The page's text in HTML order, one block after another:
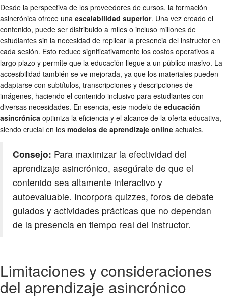
Desde la perspectiva de los proveedores de cursos, la formación
asincrónica ofrece una escalabilidad superior. Una vez creado el
contenido, puede ser distribuido a miles o incluso millones de
estudiantes sin la necesidad de replicar la presencia del instructor en
cada sesión. Esto reduce significativamente los costos operativos a
largo plazo y permite que la educación llegue a un público masivo. La
accesibilidad también se ve mejorada, ya que los materiales pueden
adaptarse con subtítulos, transcripciones y descripciones de
imágenes, haciendo el contenido inclusivo para estudiantes con
diversas necesidades. En esencia, este modelo de educación
asincrónica optimiza la eficiencia y el alcance de la oferta educativa,
siendo crucial en los modelos de aprendizaje online actuales.
Consejo: Para maximizar la efectividad del
aprendizaje asincrónico, asegúrate de que el
contenido sea altamente interactivo y
autoevaluable. Incorpora quizzes, foros de debate
guiados y actividades prácticas que no dependan
de la presencia en tiempo real del instructor.
Limitaciones y consideraciones
del aprendizaje asincrónico